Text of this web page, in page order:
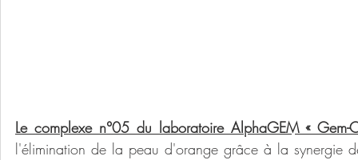
Le complexe n°05 du laboratoire AlphaGEM « Gem-
l'élimination de la peau d'orange grâce à la synergie